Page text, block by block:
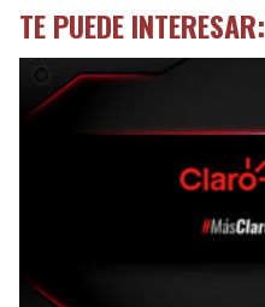
TE PUEDE INTERESAR: